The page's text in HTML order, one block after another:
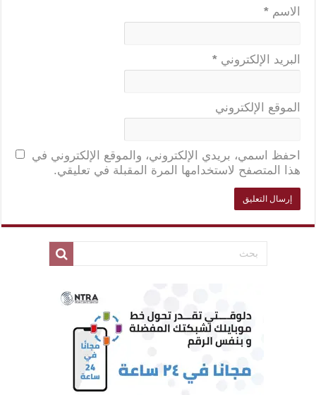
الاسم *
البريد الإلكتروني *
الموقع الإلكتروني
احفظ اسمي، بريدي الإلكتروني، والموقع الإلكتروني في
هذا المتصفح لاستخدامها المرة المقبلة في تعليقي.